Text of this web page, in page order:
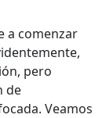
a comenzar
pero
de
Veamos